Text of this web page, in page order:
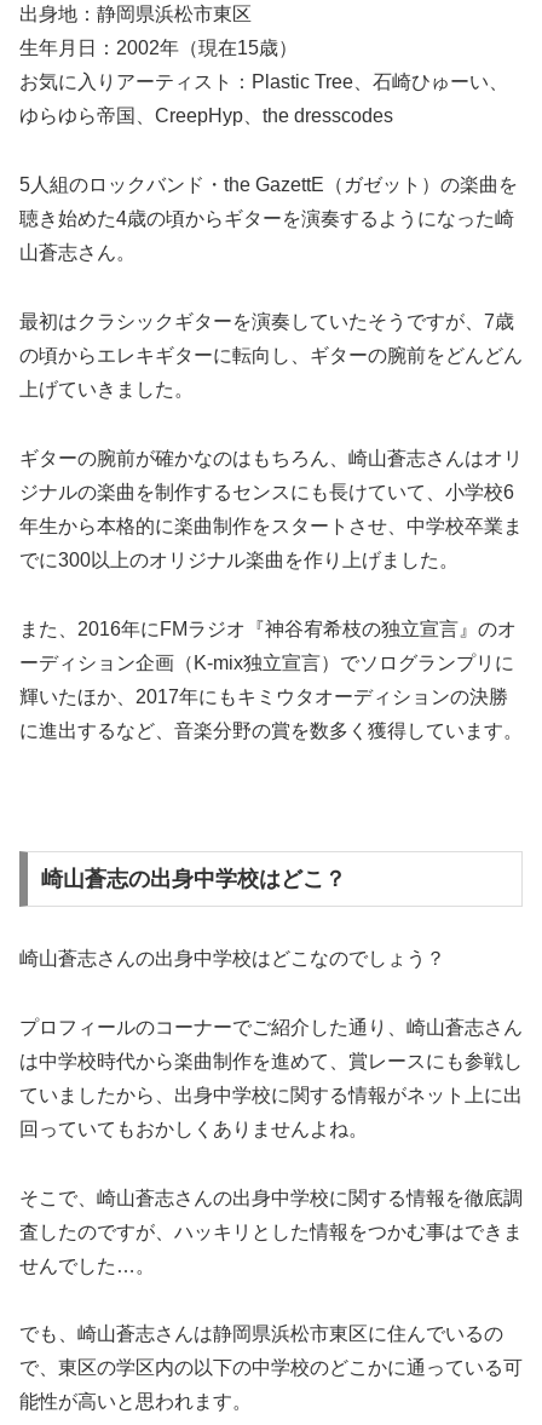
出身地：静岡県浜松市東区
生年月日：2002年（現在15歳）
お気に入りアーティスト：Plastic Tree、石崎ひゅーい、
ゆらゆら帝国、CreepHyp、the dresscodes
5人組のロックバンド・the GazettE（ガゼット）の楽曲を
聴き始めた4歳の頃からギターを演奏するようになった崎
山蒼志さん。
最初はクラシックギターを演奏していたそうですが、7歳
の頃からエレキギターに転向し、ギターの腕前をどんどん
上げていきました。
ギターの腕前が確かなのはもちろん、崎山蒼志さんはオリ
ジナルの楽曲を制作するセンスにも長けていて、小学校6
年生から本格的に楽曲制作をスタートさせ、中学校卒業ま
でに300以上のオリジナル楽曲を作り上げました。
また、2016年にFMラジオ『神谷宥希枝の独立宣言』のオ
ーディション企画（K-mix独立宣言）でソログランプリに
輝いたほか、2017年にもキミウタオーディションの決勝
に進出するなど、音楽分野の賞を数多く獲得しています。
崎山蒼志の出身中学校はどこ？
崎山蒼志さんの出身中学校はどこなのでしょう？
プロフィールのコーナーでご紹介した通り、崎山蒼志さん
は中学校時代から楽曲制作を進めて、賞レースにも参戦し
ていましたから、出身中学校に関する情報がネット上に出
回っていてもおかしくありませんよね。
そこで、崎山蒼志さんの出身中学校に関する情報を徹底調
査したのですが、ハッキリとした情報をつかむ事はできま
せんでした…。
でも、崎山蒼志さんは静岡県浜松市東区に住んでいるの
で、東区の学区内の以下の中学校のどこかに通っている可
能性が高いと思われます。